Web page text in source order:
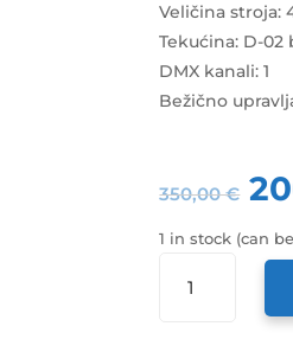
Veličina stroja:
Tekućina: D-
DMX kanali: 1
Bežično
350,00€
1 in stock (can
POWER